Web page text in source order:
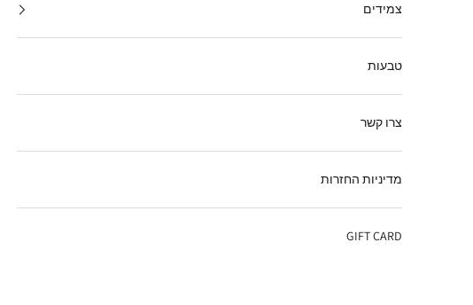
צמידים
טבעות
צרו קשר
מדיניות החזרות
GIFT CARD